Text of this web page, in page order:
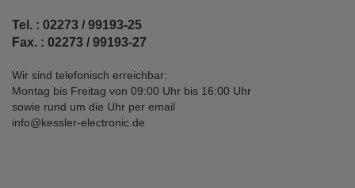
Tel. : 02273 / 99193-25
Fax. : 02273 / 99193-27
Wir sind telefonisch erreichbar:
Montag bis Freitag von 09:00 Uhr bis 16:00 Uhr
sowie rund um die Uhr per email
info@kessler-electronic.de